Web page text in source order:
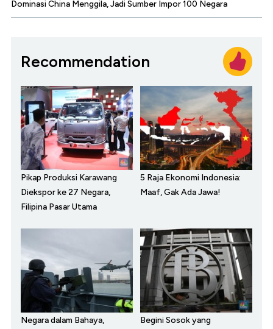
Dominasi China Menggila, Jadi Sumber Impor 100 Negara
Recommendation
Pikap Produksi Karawang
Diekspor ke 27 Negara,
Filipina Pasar Utama
5 Raja Ekonomi Indonesia:
Maaf, Gak Ada Jawa!
Negara dalam Bahaya,
Begini Sosok yang